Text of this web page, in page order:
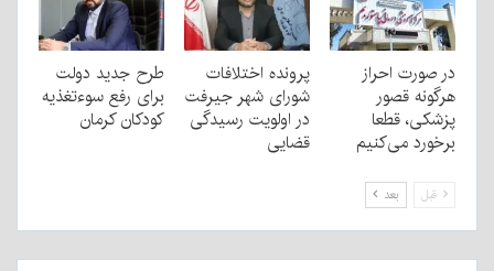
در صورت احراز
هرگونه قصور
پزشکی، قطعا
برخورد می‌کنیم
پرونده اختلافات
شورای شهر جیرفت
در اولویت رسیدگی
قضایی
طرح جدید دولت
برای رفع سوءتغذیه
کودکان کرمان
قبل بعد